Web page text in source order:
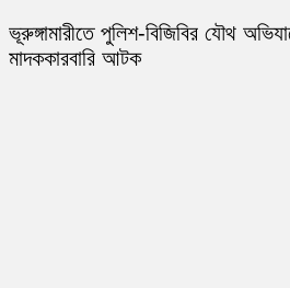
ভূরুঙ্গামারীতে পুলিশ-বিজিবির যৌথ
মাদককারবারি আটক